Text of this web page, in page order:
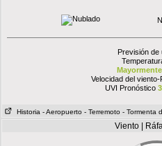
Previsión de
Velocidad del viento-
UVI Pronóstico 3
Historia - Aeropuerto - Terremoto - Tormenta
Viento |